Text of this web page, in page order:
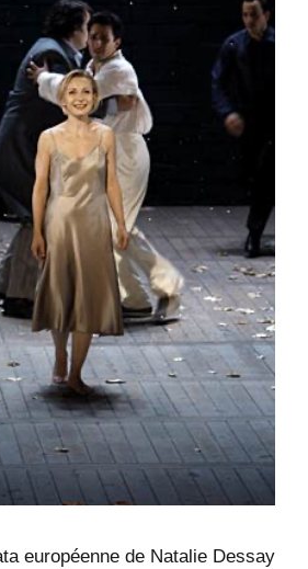
européenne de Natalie Dessay